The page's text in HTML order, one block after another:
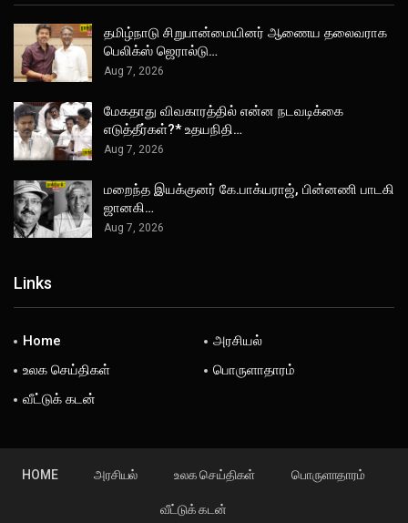
தமிழ்நாடு சிறுபான்மையினர் ஆணைய தலைவராக
பெலிக்ஸ் ஜெரால்டு…
Aug 7, 2026
மேகதாது விவகாரத்தில் என்ன நடவடிக்கை
எடுத்தீர்கள்?* உதயநிதி…
Aug 7, 2026
மறைந்த இயக்குனர் கே.பாக்யராஜ், பின்னணி பாடகி
ஜானகி…
Aug 7, 2026
Links
Home
அரசியல்
உலக செய்திகள்
பொருளாதாரம்
வீட்டுக் கடன்
HOME அரசியல் உலக செய்திகள் பொருளாதாரம்
வீட்டுக் கடன்